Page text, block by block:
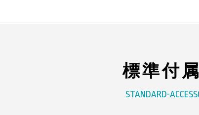
標準付
STANDARD-